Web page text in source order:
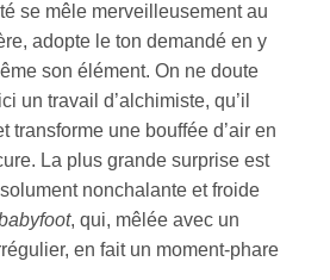
se mêle merveilleusement au
adopte le ton demandé en y
son élément. On ne doute
un travail d’alchimiste, qu’il
transforme une bouffée d’air en
La plus grande surprise est
nonchalante et froide
, qui, mêlée avec un
en fait un moment-phare